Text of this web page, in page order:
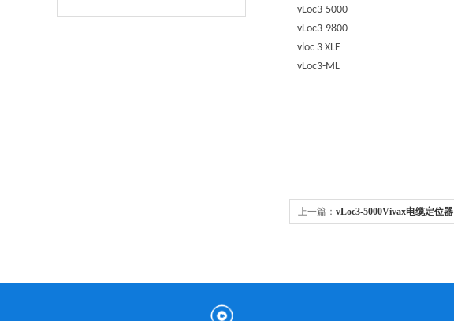
vLoc3-5000
vLoc3-9800
vloc 3 XLF
vLoc3-ML
上一篇： vLoc3-5000Vivax电缆定位器